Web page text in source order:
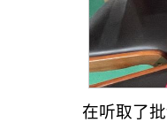
在听取了